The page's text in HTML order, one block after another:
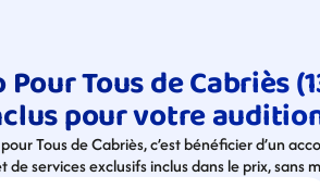
Tous de Cabriès
pour votre
Tous de Cabriès, c’est bénéficier d’un
services exclusifs inclus dans le prix, sans